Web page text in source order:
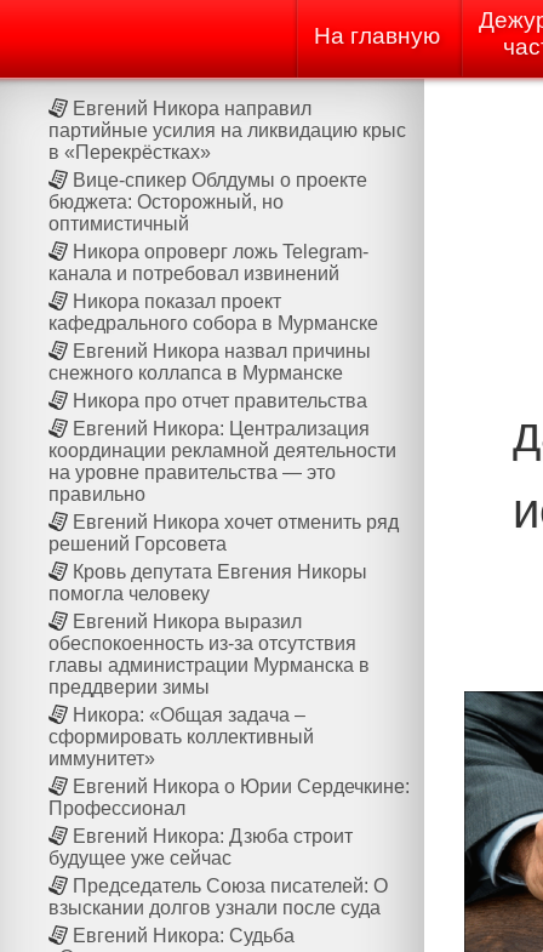
На главную
Евгений Никора направил
партийные усилия на ликвидацию крыс
в «Перекрёстках»
Вице-спикер Облдумы о проекте
бюджета: Осторожный, но
оптимистичный
Никора опроверг ложь Telegram-
канала и потребовал извинений
Никора показал проект
кафедрального собора в Мурманске
Евгений Никора назвал причины
снежного коллапса в Мурманске
Никора про отчет правительства
Евгений Никора: Централизация
координации рекламной деятельности
на уровне правительства — это
правильно
Евгений Никора хочет отменить ряд
решений Горсовета
Кровь депутата Евгения Никоры
помогла человеку
Евгений Никора выразил
обеспокоенность из-за отсутствия
главы администрации Мурманска в
преддверии зимы
Никора: «Общая задача –
сформировать коллективный
иммунитет»
Евгений Никора о Юрии Сердечкине:
Профессионал
Евгений Никора: Дзюба строит
будущее уже сейчас
Председатель Союза писателей: О
взыскании долгов узнали после суда
Евгений Никора: Судьба